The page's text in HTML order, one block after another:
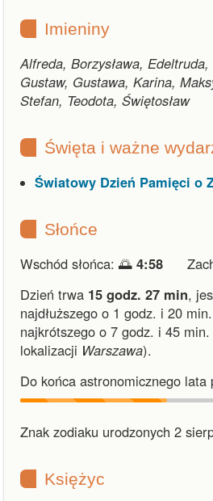
Imieniny
Alfreda, Borzysława,
Gustaw, Gustawa, Karina,
Stefan, Teodota, Świętosław
Święta i ważne
Światowy Dzień Pamięci o
Słońce
Wschód słońca: 🌅 4:58
Dzień trwa 15 godz. 27 min,
najdłuższego o 1 godz. i 20 min.
najkrótszego o 7 godz. i 45 min.
lokalizacji Warszawa).
Do końca astronomicznego lata
Znak zodiaku urodzonych 2
Księżyc